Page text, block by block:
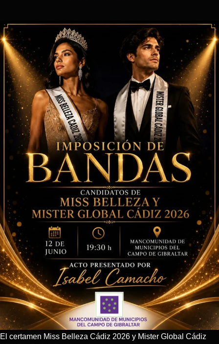
El certamen Miss Belleza Cádiz 2026 y Mister Global Cádiz